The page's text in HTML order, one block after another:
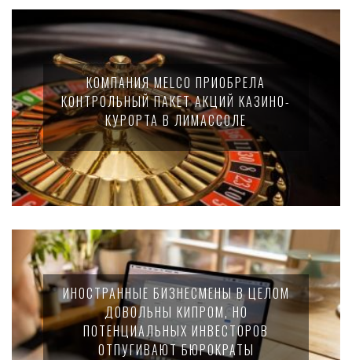
КОМПАНИЯ MELCO ПРИОБРЕЛА
КОНТРОЛЬНЫЙ ПАКЕТ АКЦИЙ КАЗИНО-
КУРОРТА В ЛИМАССОЛЕ
ИНОСТРАННЫЕ БИЗНЕСМЕНЫ В ЦЕЛОМ
ДОВОЛЬНЫ КИПРОМ, НО
ПОТЕНЦИАЛЬНЫХ ИНВЕСТОРОВ
ОТПУГИВАЮТ БЮРОКРАТЫ